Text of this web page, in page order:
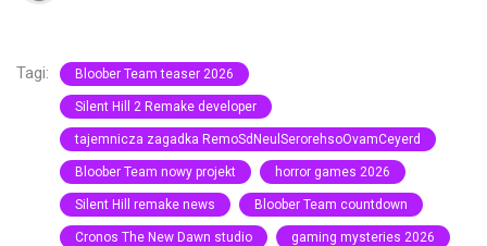
Tagi: Bloober Team teaser 2026
Silent Hill 2 Remake developer
tajemnicza zagadka RemoSdNeulSerorehsoOvamCeyerd
Bloober Team nowy projekt horror games 2026
Silent Hill remake news Bloober Team countdown
Cronos The New Dawn studio gaming mysteries 2026